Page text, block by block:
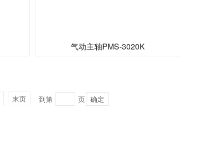
气动主轴PMS-3020K
末页 到第 页 确定